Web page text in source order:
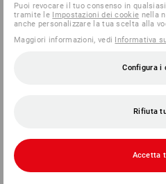
Puoi revocare il tuo consenso in
tramite le Impostazioni dei cookie nella
anche personalizzare la tua scelta alla
Maggiori informazioni, vedi Informativa
Configura i
Rifiuta
Accetta